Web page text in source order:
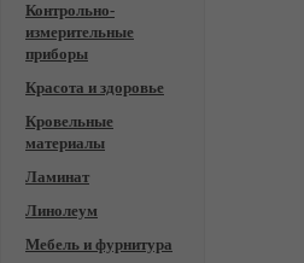
Контрольно-
измерительные
приборы
Красота и здоровье
Кровельные
материалы
Ламинат
Линолеум
Мебель и фурнитура